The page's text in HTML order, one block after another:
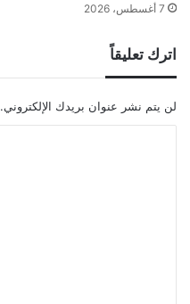
7 أغسطس، 2026
اترك تعليقاً
لن يتم نشر عنوان بريدك الإلكتروني.